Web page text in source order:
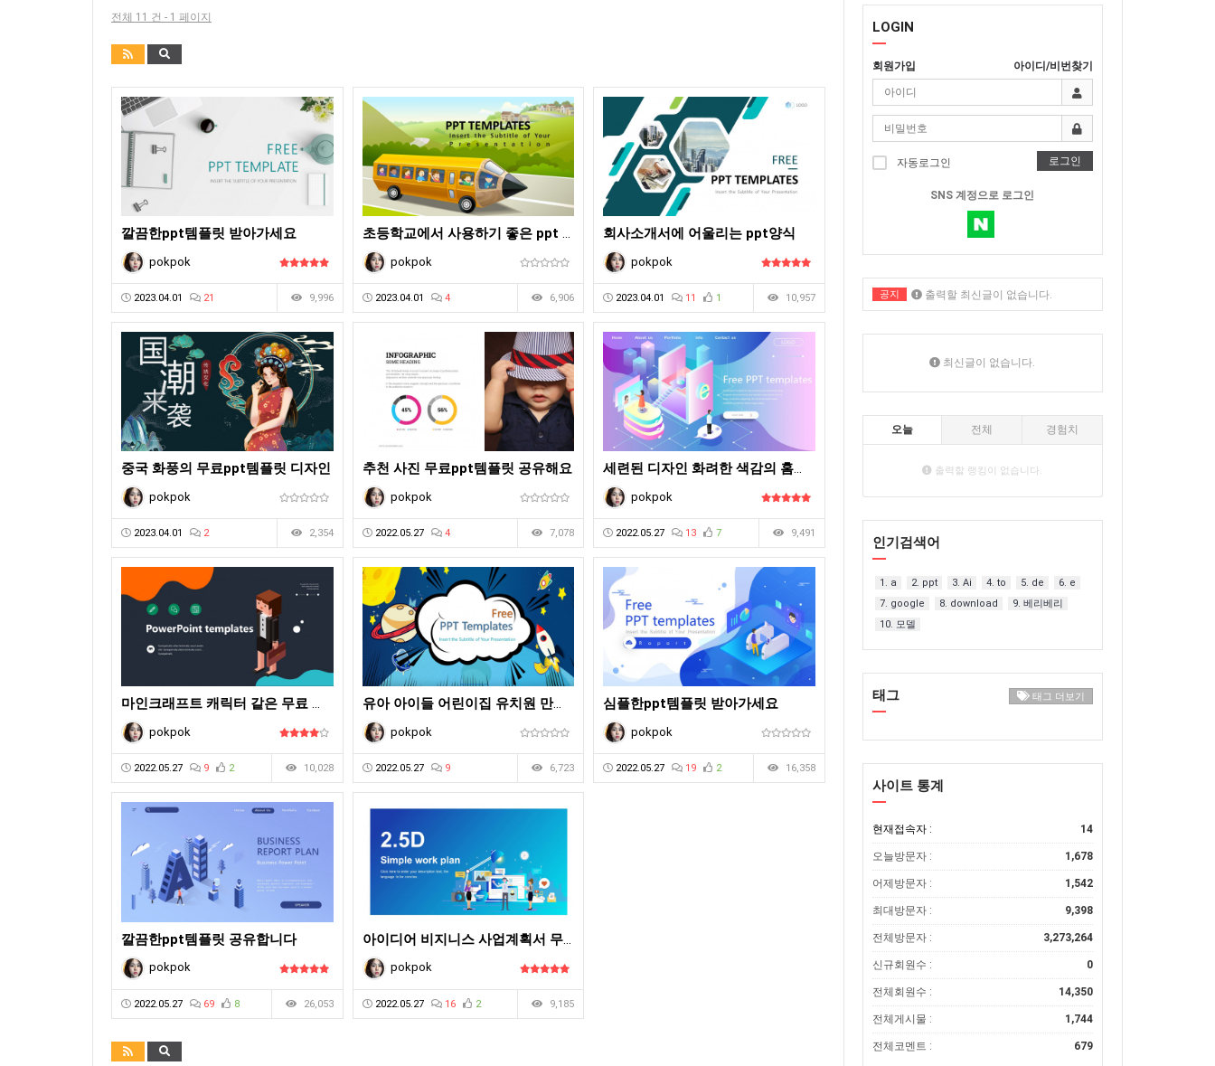
전체 11 건 - 1 페이지
깔끔한ppt템플릿 받아가세요
pokpok
2023.04.01 21 9,996
초등학교에서 사용하기 좋은 ppt 무료 템플릿
pokpok
2023.04.01 4 6,906
회사소개서에 어울리는 ppt양식
pokpok
2023.04.01 11 1 10,957
중국 화풍의 무료ppt템플릿 디자인
pokpok
2023.04.01 2 2,354
추천 사진 무료ppt템플릿 공유해요
pokpok
2022.05.27 4 7,078
세련된 디자인 화려한 색감의 홈페이지 같은 무료ppt템플릿
pokpok
2022.05.27 13 7 9,491
마인크래프트 캐릭터 같은 무료 피피티 ppt 템플릿
pokpok
2022.05.27 9 2 10,028
유아 아이들 어린이집 유치원 만화 무료 ppt 템플릿
pokpok
2022.05.27 9 6,723
심플한ppt템플릿 받아가세요
pokpok
2022.05.27 19 2 16,358
깔끔한ppt템플릿 공유합니다
pokpok
2022.05.27 69 8 26,053
아이디어 비지니스 사업계획서 무료ppt템플릿
pokpok
2022.05.27 16 2 9,185
LOGIN
회원가입 아이디/비번찾기
자동로그인 로그인
SNS 계정으로 로그인
공지 출력할 최신글이 없습니다.
최신글이 없습니다.
오늘 전체 경험치
출력할 랭킹이 없습니다.
인기검색어
1. a 2. ppt 3. Ai 4. to 5. de
6. e
7. google
8. download
9. 베리베리
10. 모델
태그 태그 더보기
사이트 통계
현재접속자 : 14
오늘방문자 : 1,678
어제방문자 : 1,542
최대방문자 : 9,398
전체방문자 : 3,273,264
신규회원수 : 0
전체회원수 : 14,350
전체게시물 : 1,744
전체코멘트 : 679